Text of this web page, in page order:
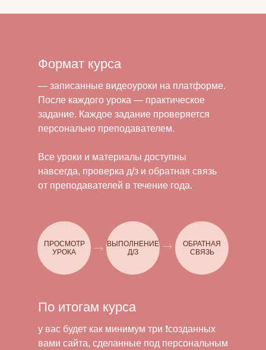
— записанные видеоуроки на платформе.
После каждого урока — практическое
задание. Каждое задание проверяется
персонально преподавателем.
Все уроки и материалы доступны
навсегда, проверка д/з и обратная связь
от преподавателей в течение года.
Формат курса
ПРОСМОТР
УРОКА
ВЫПОЛНЕНИЕ
Д/З
ОБРАТНАЯ
СВЯЗЬ
По итогам курса
у вас будет как минимум три ❗️созданных
вами сайта, сделанные под персональным